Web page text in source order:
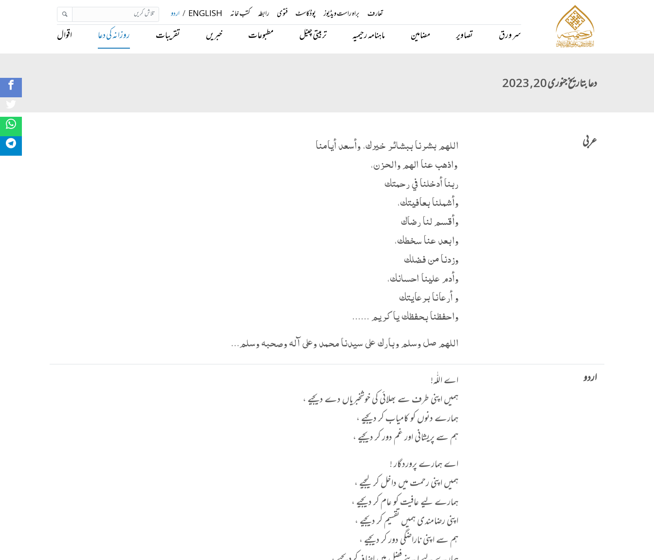
تعارف براہ راست ویڈیوز پوڈکاسٹ فتوی رابطہ کتب خانہ ENGLISH
/ اردو
سر ورق تصاویر مضامین ماہنامہ رحیمیہ تربیتی چینل مطبوعات خبریں تقریبات روزانہ کی دعا اقوال
دعا بتاریخ جنوری 20, 2023
عربی
اللهم بشرنا ببشائر خيرك، وأسعد أيامنا
واذهب عنا الهم والحزن،
ربنا أدخلنا في رحمتك
وأشملنا بعافيتك،
وأقسم لنا رضاك
وابعد عنا سخطك،
وزدنا من فضلك
وأدم علينا احسانك،
و أرعانا برعايتك
واحفظنا بحفظك يا كريم ......
اللهم صل وسلم وبارك على سيدنا محمد وعلى آله وصحبه وسلم...
اردو
اے اللّٰہ!
ہمیں اپنی طرف سے بھلائی کی خوشخبریاں دے دیجیے ،
ہمارے دنوں کو کامیاب کر دیجیے ،
ہم سے پریشانی اور غم دور کر دیجیے ،
اے ہمارے پروردگار !
ہمیں اپنی رحمت میں داخل کر لیجیے ،
ہمارے لیے عافیت کو عام کر دیجیے ،
اپنی رضامندی ہمیں تقسیم کر دیجیے ،
ہم سے اپنی ناراضگی دور کر دیجیے ،